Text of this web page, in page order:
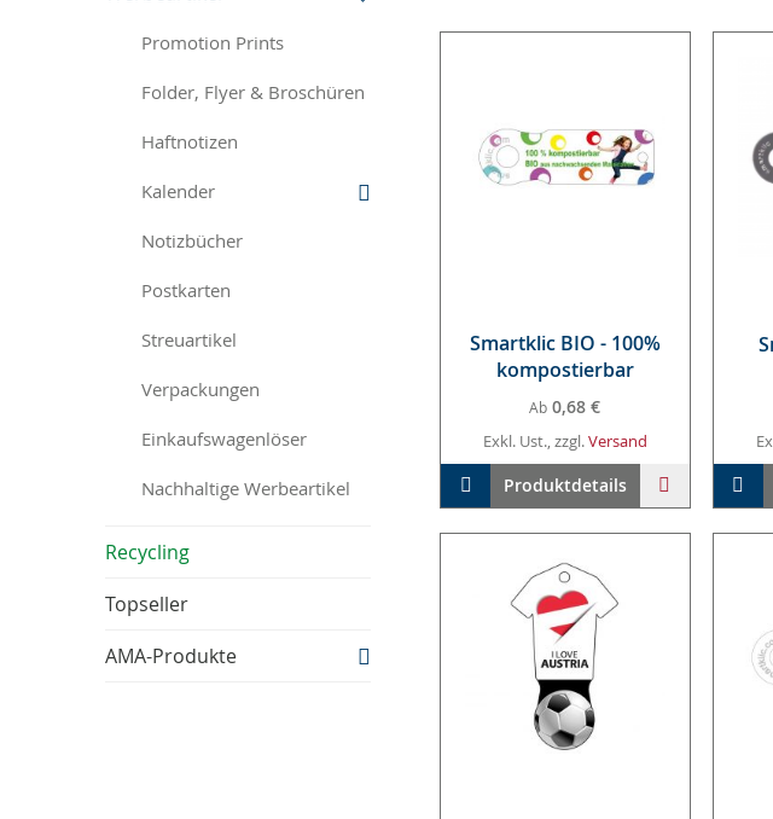
Smart­klic BIO - 100%
kom­pos­tier­bar
Ab 0,68 €
Exkl. Ust., zzgl.Versand
In den Warenkorb
Produktdetails
In
Promotion Prints
Folder, Flyer & Broschüren
Haftnotizen
Kalender
Notizbücher
Postkarten
Streuartikel
Verpackungen
Einkaufswagenlöser
Nachhaltige Werbeartikel
Recycling
Topseller
AMA-Produkte